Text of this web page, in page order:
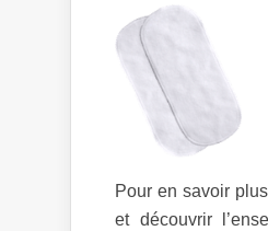
Pour en savoir
et découvrir